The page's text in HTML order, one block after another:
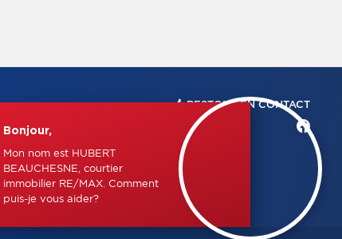
Bonjour,
Mon nom est HUBERT
BEAUCHESNE, courtier
immobilier RE/MAX. Comment
puis-je vous aider?
RESTONS EN CONTACT